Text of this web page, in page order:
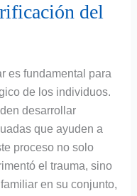
del
es fundamental para
de los individuos.
desarrollar
que ayuden a
proceso no solo
el trauma, sino
en su conjunto,